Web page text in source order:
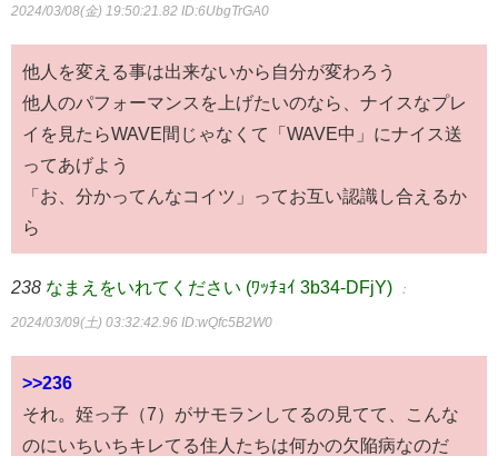
2024/03/08(金) 19:50:21.82 ID:6UbgTrGA0
他人を変える事は出来ないから自分が変わろう
他人のパフォーマンスを上げたいのなら、ナイスなプレ
イを見たらWAVE間じゃなくて「WAVE中」にナイス送
ってあげよう
「お、分かってんなコイツ」ってお互い認識し合えるか
ら
238 なまえをいれてください (ﾜｯﾁｮｲ 3b34-DFjY) ：
2024/03/09(土) 03:32:42.96 ID:wQfc5B2W0
>>236
それ。姪っ子（7）がサモランしてるの見てて、こんな
のにいちいちキレてる住人たちは何かの欠陥病なのだ